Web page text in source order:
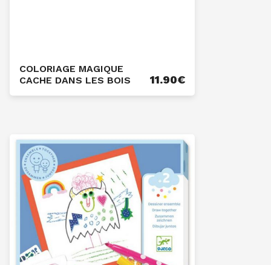
COLORIAGE MAGIQUE
CACHE DANS LES BOIS
11.90€